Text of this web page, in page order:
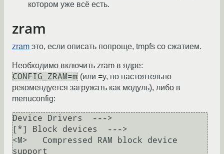
котором уже всё есть.
zram
zram это, если описать попроще, tmpfs со сжатием.
Необходимо включить zram в ядре:
CONFIG_ZRAM=m (или =y, но настоятельно
рекомендуется загружать как модуль), либо в
menuconfig:
Device Drivers  --->
[*] Block devices  --->
<M>   Compressed RAM block device